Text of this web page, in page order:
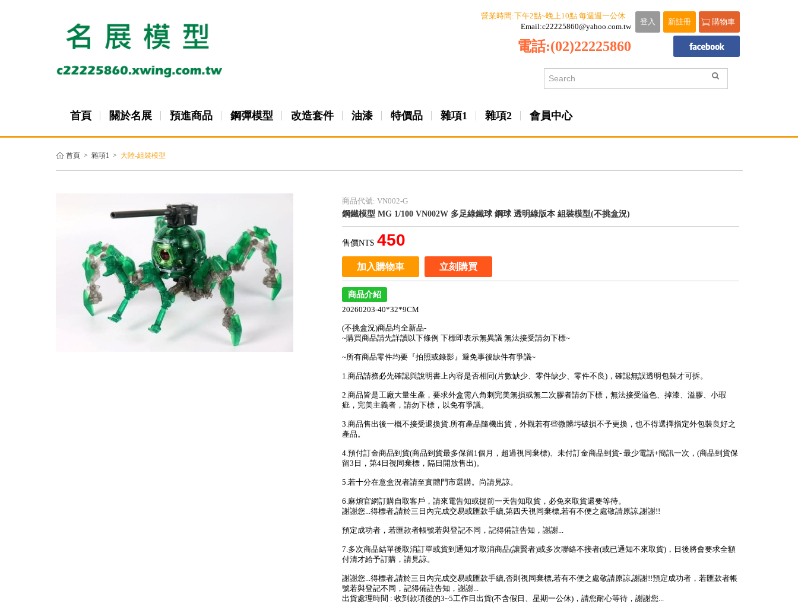
購物車
新註冊
登入
營業時間:下午2點~晚上10點.每週週一公休
Email:c22225860@yahoo.com.tw
電話:(02)22225860
首頁 關於名展 預進商品 鋼彈模型 改造套件 油漆 特價品 雜項1 雜項2 會員中心
首頁 > 雜項1 > 大陸-組裝模型
商品代號: VN002-G
鋼鐵模型 MG 1/100 VN002W 多足綠鐵球 鋼球 透明綠版本 組裝模型(不挑盒況)
售價NT$ 450
加入購物車 立刻購買
商品介紹
20260203-40*32*9CM
(不挑盒況)商品均全新品-
~購買商品請先詳讀以下條例 下標即表示無異議 無法接受請勿下標~
~所有商品零件均要『拍照或錄影』避免事後缺件有爭議~
1.商品請務必先確認與說明書上內容是否相同(片數缺少、零件缺少、零件不良)，確認無誤透明包裝才可拆。
2.商品皆是工廠大量生產，要求外盒需八角刺完美無損或無二次膠者請勿下標，無法接受溢色、掉漆、溢膠、小瑕
疵，完美主義者，請勿下標，以免有爭議。
3.商品售出後一概不接受退換貨.所有產品隨機出貨，外觀若有些微髒圬破損不予更換，也不得選擇指定外包裝良好之
產品。
4.預付訂金商品到貨(商品到貨最多保留1個月，超過視同棄標)、未付訂金商品到貨- 最少電話+簡訊一次，(商品到貨保
留3日，第4日視同棄標，隔日開放售出)。
5.若十分在意盒況者請至實體門市選購。尚請見諒。
6.麻煩官網訂購自取客戶，請來電告知或提前一天告知取貨，必免來取貨還要等待。
謝謝您...得標者,請於三日內完成交易或匯款手續,第四天視同棄標,若有不便之處敬請原諒,謝謝!!
預定成功者，若匯款者帳號若與登記不同，記得備註告知，謝謝...
7.多次商品結單後取消訂單或貨到通知才取消商品(讓賢者)或多次聯絡不接者(或已通知不來取貨)，日後將會要求全額
付清才給予訂購，請見諒。
謝謝您...得標者,請於三日內完成交易或匯款手續,否則視同棄標,若有不便之處敬請原諒,謝謝!!預定成功者，若匯款者帳
號若與登記不同，記得備註告知，謝謝...
出貨處理時間 : 收到款項後的3~5工作日出貨(不含假日、星期一公休)，請您耐心等待，謝謝您...